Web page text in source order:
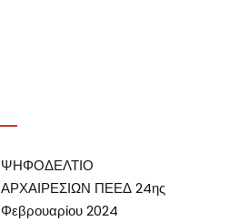
ΨΗΦΟΔΕΛΤΙΟ
ΑΡΧΑΙΡΕΣΙΩΝ ΠΕΕΔ 24ης
Φεβρουαρίου 2024